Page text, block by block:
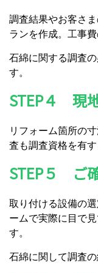
調査結果やお客さ
ランを作成。工事
石綿に関する調査
す。
STEP４ 現
リフォーム箇所の
査も調査資格を有
STEP５ ご
取り付ける設備の
ームで実際に目で
す。
石綿に関して調査